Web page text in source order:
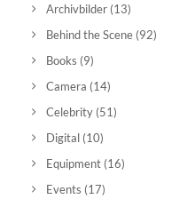
Archivbilder (13)
Behind the Scene (92)
Books (9)
Camera (14)
Celebrity (51)
Digital (10)
Equipment (16)
Events (17)